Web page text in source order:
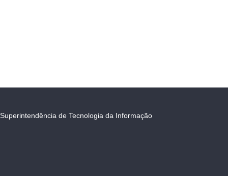
Superintendência de Tecnologia da Informação